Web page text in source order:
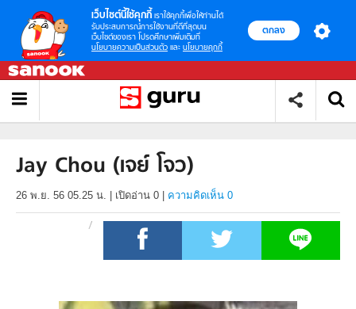
เว็บไซต์นี้ใช้คุกกี้ เราใช้คุกกี้เพื่อให้ท่านได้
รับประสบการณ์การใช้งานที่ดีที่สุดบน
เว็บไซต์ของเรา โปรดศึกษาเพิ่มเติมที่
นโยบายความเป็นส่วนตัว และ นโยบายคุกกี้
ตกลง
Jay Chou (เจย์ โจว)
26 พ.ย. 56 05.25 น. เปิดอ่าน 0 ความคิดเห็น 0